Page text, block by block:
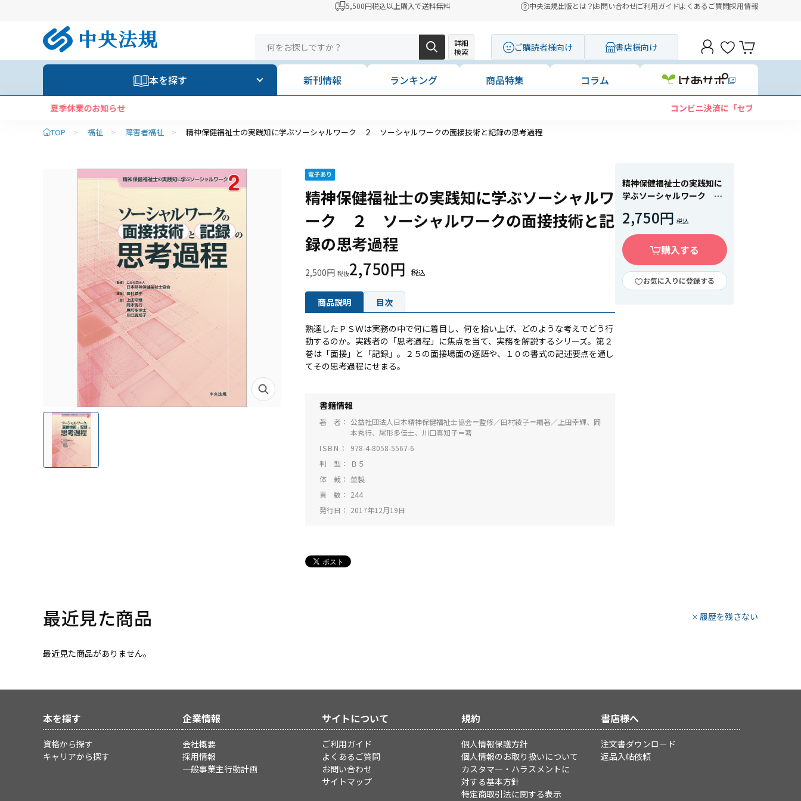
5,500円税込以上購入で送料無料 中央法規出版とは？お問い合わせご利用ガイドよくあるご質問採用情報
詳細
検索
ご購読者様向け 書店様向け
本を探す 新刊情報 ランキング 商品特集 コラム
TOP > 福祉 > 障害者福祉 > 精神保健福祉士の実践知に学ぶソーシャルワーク ２ ソーシャルワークの面接技術と記録の思考過程
精神保健福祉士の実践知に学ぶソーシャルワ
ーク ２ ソーシャルワークの面接技術と記
録の思考過程
2,500円 2,750円
商品説明 目次
熟達したＰＳＷは実務の中で何に着目し、何を拾い上げ、どのような考えでどう行
動するのか。実践者の「思考過程」に焦点を当て、実務を解説するシリーズ。第２
巻は「面接」と「記録」。２５の面接場面の逐語や、１０の書式の記述要点を通し
てその思考過程にせまる。
書籍情報
著 者
公益社団法人日本精神保健福祉士協会＝監修／田村綾子＝編著／上田幸輝、岡
本秀行、尾形多佳士、川口真知子＝著
ISBN
978-4-8058-5567-6
判 型
Ｂ５
体 裁
並製
頁 数
244
発行日
2017年12月19日
精神保健福祉士の実践知に
学ぶソーシャルワーク
接技術と記録の思考過程
2,750円
購入する
お気に入りに登録する
最近見た商品
最近見た商品がありません。
履歴を残さない
本を探す
資格から探す
キャリアから探す
企業情報
会社概要
採用情報
一般事業主行動計画
サイトについて
ご利用ガイド
よくあるご質問
お問い合わせ
サイトマップ
規約
個人情報保護方針
個人情報のお取り扱いについて
カスタマー・ハラスメントに
対する基本方針
特定商取引法に関する表示
書店様へ
注文書ダウンロード
返品入帖依頼